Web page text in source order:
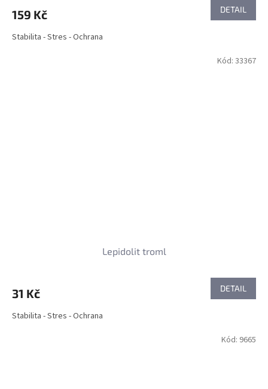
159 Kč DETAIL
Stabilita - Stres - Ochrana
Lepidolit troml
31 Kč DETAIL
Stabilita - Stres - Ochrana
Kód: 33367
Kód: 9665